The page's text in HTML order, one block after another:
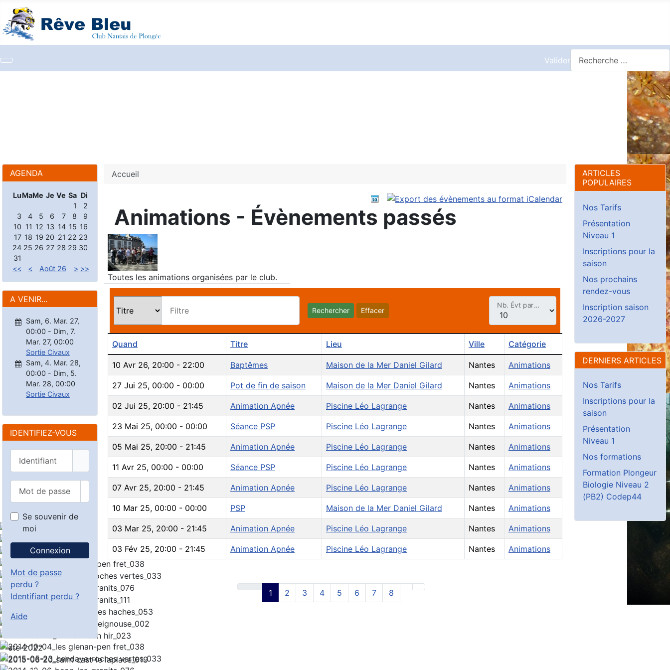
Valider
AGENDA
LuMaMe Je Ve Sa Di
1
2
3
4 5 6 7 8
9
10 11 12 13 14 15 16
17 18 19 20 21 22 23
24 25 26 27 28 29 30
31
<<
< Août 26 > >>
A VENIR...
Sam, 6. Mar. 27,
00:00 - Dim, 7.
Mar. 27, 00:00
Sortie Civaux
Sam, 4. Mar. 28,
00:00 - Dim, 5.
Mar. 28, 00:00
Sortie Civaux
IDENTIFIEZ-VOUS
Afficher le mot de passe
Se souvenir de
moi
Connexion
Mot de passe
perdu ?
Identifiant perdu ?
Aide
Accueil
Animations - Évènements passés
Toutes les animations organisées par le club.
Filtre Rechercher Effacer
Nb. Évt par page
Quand Titre Lieu Ville Catégorie
10 Avr 26, 20:00 - 22:00 Baptêmes Maison de la Mer Daniel Gilard Nantes Animations
27 Jui 25, 00:00 - 00:00 Pot de fin de saison Maison de la Mer Daniel Gilard Nantes Animations
02 Jui 25, 20:00 - 21:45 Animation Apnée Piscine Léo Lagrange Nantes Animations
23 Mai 25, 00:00 - 00:00 Séance PSP Piscine Léo Lagrange Nantes Animations
05 Mai 25, 20:00 - 21:45 Animation Apnée Piscine Léo Lagrange Nantes Animations
11 Avr 25, 00:00 - 00:00 Séance PSP Piscine Léo Lagrange Nantes Animations
07 Avr 25, 20:00 - 21:45 Animation Apnée Piscine Léo Lagrange Nantes Animations
10 Mar 25, 00:00 - 00:00 PSP Maison de la Mer Daniel Gilard Nantes Animations
03 Mar 25, 20:00 - 21:45 Animation Apnée Piscine Léo Lagrange Nantes Animations
03 Fév 25, 20:00 - 21:45 Animation Apnée Piscine Léo Lagrange Nantes Animations
1 2 3 4 5 6 7 8
ARTICLES
POPULAIRES
Nos Tarifs
Présentation
Niveau 1
Inscriptions pour la
saison
Nos prochains
rendez-vous
Inscription saison
2026-2027
DERNIERS ARTICLES
Nos Tarifs
Inscriptions pour la
saison
Présentation
Niveau 1
Nos formations
Formation Plongeur
Biologie Niveau 2
(PB2) Codep44